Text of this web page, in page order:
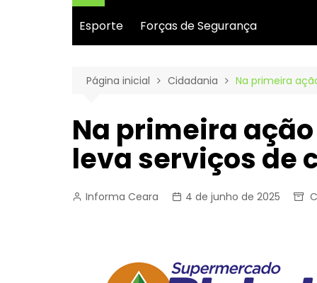
Esporte Forças de Segurança
Página inicial Cidadania Na primeira
Na primeira
leva serviços de
Informa Ceara 4 de junho de 2025